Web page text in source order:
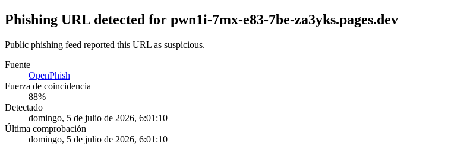
Phishing URL detected for pwn1i-7mx-e83-7be-za3yks.pages.dev
Public phishing feed reported this URL as suspicious.
Fuente
OpenPhish
Fuerza de coincidencia
88%
Detectado
domingo, 5 de julio de 2026, 6:01:10
Última comprobación
domingo, 5 de julio de 2026, 6:01:10